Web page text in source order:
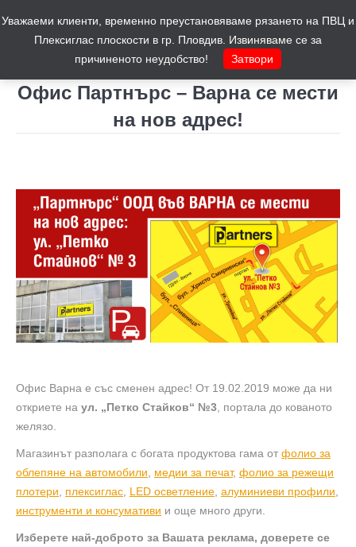
Офис Партнърс – Варна се мести
на нов адрес!
Офис Варна е със сменен адрес! От 19.02.2019 може да ни
откриете на ул. „Петко Стайков“ №3, портала до кованото
желязо.
Магазинът разполага с богата продуктова гама от фолио за
облепяне на автомобили, медии за печат, фолио за режещи
плотери, плексиглас, LED осветление, алуминиеви профили,
инструменти и консумативи и още много други.
Изберете най-доброто за Вашата реклама, доверете се
Уважаеми клиенти, временно преустановяваме рязането на ПВЦ и
Плексиглас плоскости в гр. Пловдив. Извиняваме се за
причиненото неудобство!
Затвори